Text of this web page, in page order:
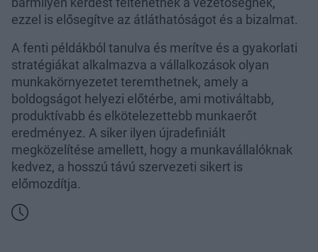
ezzel is elősegítve az átláthatóságot és a bizalmat.
A fenti példákból tanulva és merítve és a gyakorlati
stratégiákat alkalmazva a vállalkozások olyan
munkakörnyezetet teremthetnek, amely a
boldogságot helyezi előtérbe, ami motiváltabb,
produktívabb és elkötelezettebb munkaerőt
eredményez. A siker ilyen újradefiniált
megközelítése amellett, hogy a munkavállalóknak
kedvez, a hosszú távú szervezeti sikert is
előmozdítja.